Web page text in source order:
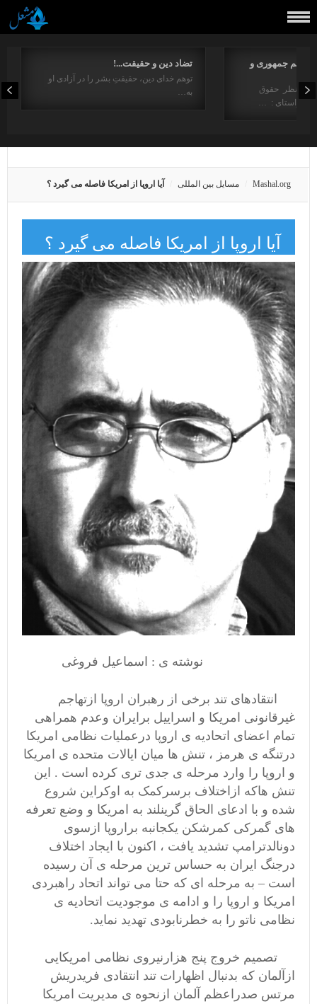
تضاد دین و حقیقت...!
توهم خدای دین، حقیقتِ بشر را در آزادی او
به…
جمهوری و
از منظر حقوق
در راستای : …
Mashal.org مسایل بین المللی آیا اروپا از امریکا فاصله می گیرد ؟
آیا اروپا از امریکا فاصله می گیرد ؟
نوشته ی : اسماعیل فروغی
انتقادهای تند برخی از رهبران اروپا ازتهاجم
غیرقانونی امریکا و اسراییل برایران وعدم همراهی
تمام اعضای اتحادیه ی اروپا درعملیات نظامی امریکا
درتنگه ی هرمز ، تنش ها میان ایالات متحده ی امریکا
و اروپا را وارد مرحله ی جدی تری کرده است . این
تنش هاکه ازاختلاف برسرکمک به اوکراین شروع
شده و با ادعای الحاق گرینلند به امریکا و وضع تعرفه
های گمرکی کمرشکن یکجانبه براروپا ازسوی
دونالدترامپ تشدید یافت ، اکنون با ایجاد اختلاف
درجنگ ایران به حساس ترین مرحله ی آن رسیده
است – به مرحله ای که حتا می تواند اتحاد راهبردی
امریکا و اروپا را و ادامه ی موجودیت اتحادیه ی
نظامی ناتو را به خطرنابودی تهدید نماید.
تصمیم خروج پنج هزارنیروی نظامی امریکایی
ازآلمان که بدنبال اظهارات تند انتقادی فریدریش
مرتس صدراعظم آلمان ازنحوه ی مدیریت امریکا